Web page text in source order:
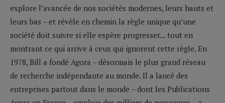
explore l’avancée de nos sociétés modernes, leurs hauts et
leurs bas – et révèle en chemin la règle unique qu’une
société doit suivre si elle espère progresser... tout en
montrant ce qui arrive à ceux qui ignorent cette règle. En
1978, Bill a fondé Agora – désormais le plus grand réseau
de recherche indépendante au monde. Il a lancé des
entreprises partout dans le monde – dont les Publications